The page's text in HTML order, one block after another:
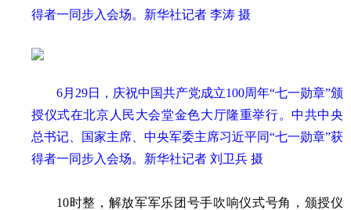
得者一同步入会场。新华社记者 李涛 摄
6月29日，庆祝中国共产党成立100周年“七一勋章”颁
授仪式在北京人民大会堂金色大厅隆重举行。中共中央
总书记、国家主席、中央军委主席习近平同“七一勋章”获
得者一同步入会场。新华社记者 刘卫兵 摄
10时整，解放军军乐团号手吹响仪式号角，颁授仪